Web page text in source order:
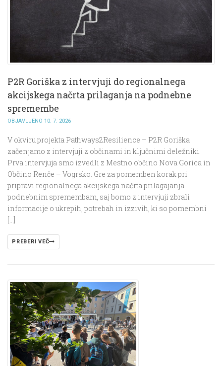
P2R Goriška z intervjuji do regionalnega
akcijskega načrta prilaganja na podnebne
spremembe
OBJAVLJENO 10. 7. 2026
V okviru projekta Pathways2Resilience – P2R Goriška
začenjamo z intervjuji z občinami in ključnimi deležniki.
Prva intervjuja smo izvedli z Mestno občino Nova Gorica in
Občino Renče – Vogrsko. Gre za pomemben korak pri
pripravi regionalnega akcijskega načrta prilagajanja
podnebnim spremembam, saj bomo z intervjuji zbrali
informacije o ukrepih, potrebah in izzivih, ki so pomembni
[…]
PREBERI VEČ